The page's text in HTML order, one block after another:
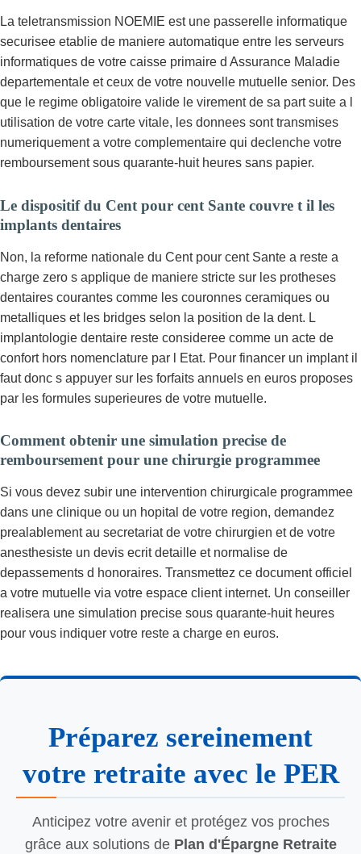
La teletransmission NOEMIE est une passerelle informatique
securisee etablie de maniere automatique entre les serveurs
informatiques de votre caisse primaire d Assurance Maladie
departementale et ceux de votre nouvelle mutuelle senior. Des
que le regime obligatoire valide le virement de sa part suite a l
utilisation de votre carte vitale, les donnees sont transmises
numeriquement a votre complementaire qui declenche votre
remboursement sous quarante-huit heures sans papier.
Le dispositif du Cent pour cent Sante couvre t il les
implants dentaires
Non, la reforme nationale du Cent pour cent Sante a reste a
charge zero s applique de maniere stricte sur les protheses
dentaires courantes comme les couronnes ceramiques ou
metalliques et les bridges selon la position de la dent. L
implantologie dentaire reste consideree comme un acte de
confort hors nomenclature par l Etat. Pour financer un implant il
faut donc s appuyer sur les forfaits annuels en euros proposes
par les formules superieures de votre mutuelle.
Comment obtenir une simulation precise de
remboursement pour une chirurgie programmee
Si vous devez subir une intervention chirurgicale programmee
dans une clinique ou un hopital de votre region, demandez
prealablement au secretariat de votre chirurgien et de votre
anesthesiste un devis ecrit detaille et normalise de
depassements d honoraires. Transmettez ce document officiel
a votre mutuelle via votre espace client internet. Un conseiller
realisera une simulation precise sous quarante-huit heures
pour vous indiquer votre reste a charge en euros.
Préparez sereinement
votre retraite avec le PER
Anticipez votre avenir et protégez vos proches
grâce aux solutions de Plan d'Épargne Retraite